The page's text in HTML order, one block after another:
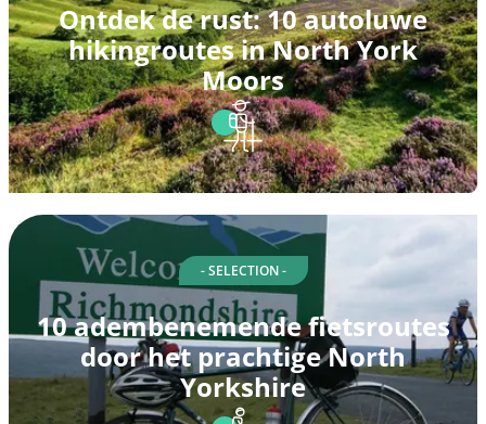
Ontdek de rust: 10 autoluwe
hikingroutes in North York
Moors
- SELECTION -
10 adembenemende fietsroutes
door het prachtige North
Yorkshire